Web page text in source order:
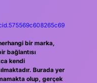
bir marka,
bağlantısı
kendi
Burada yer
olup, gerçek